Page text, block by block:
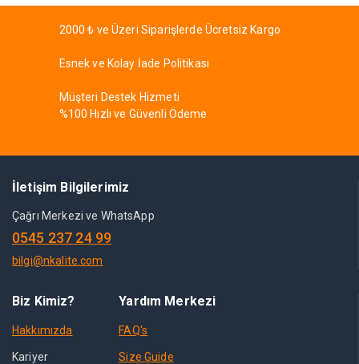
2000 ₺ ve Üzeri Siparişlerde Ücretsiz Kargo
Esnek ve Kolay İade Politikası
Müşteri Destek Hizmeti
%100 Hızlı ve Güvenli Ödeme
İletişim Bilgilerimiz
Çağrı Merkezi ve WhatsApp
0545 237 24 99
bilgi@nkalite.com
Biz Kimiz?
Hakkımızda
Kariyer
Yardım Merkezi
FAQ's
Size Guide